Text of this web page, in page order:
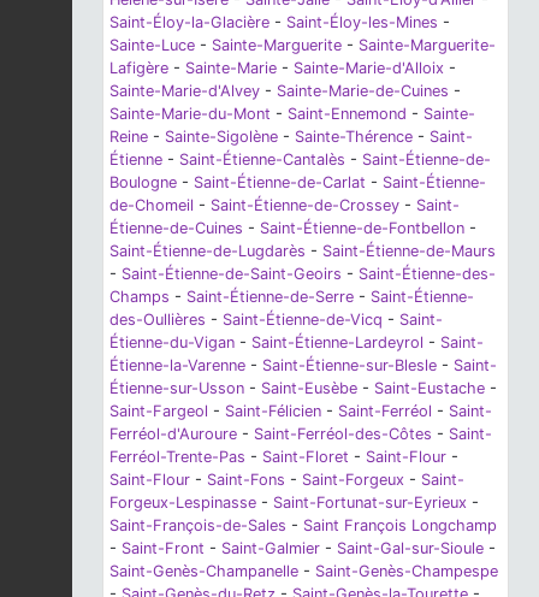
Saint-Éloy-la-Glacière - Saint-Éloy-les-Mines -
Sainte-Luce - Sainte-Marguerite - Sainte-Marguerite-
Lafigère - Sainte-Marie - Sainte-Marie-d'Alloix -
Sainte-Marie-d'Alvey - Sainte-Marie-de-Cuines -
Sainte-Marie-du-Mont - Saint-Ennemond - Sainte-
Reine - Sainte-Sigolène - Sainte-Thérence - Saint-
Étienne - Saint-Étienne-Cantalès - Saint-Étienne-de-
Boulogne - Saint-Étienne-de-Carlat - Saint-Étienne-
de-Chomeil - Saint-Étienne-de-Crossey - Saint-
Étienne-de-Cuines - Saint-Étienne-de-Fontbellon -
Saint-Étienne-de-Lugdarès - Saint-Étienne-de-Maurs
- Saint-Étienne-de-Saint-Geoirs - Saint-Étienne-des-
Champs - Saint-Étienne-de-Serre - Saint-Étienne-
des-Oullières - Saint-Étienne-de-Vicq - Saint-
Étienne-du-Vigan - Saint-Étienne-Lardeyrol - Saint-
Étienne-la-Varenne - Saint-Étienne-sur-Blesle - Saint-
Étienne-sur-Usson - Saint-Eusèbe - Saint-Eustache -
Saint-Fargeol - Saint-Félicien - Saint-Ferréol - Saint-
Ferréol-d'Auroure - Saint-Ferréol-des-Côtes - Saint-
Ferréol-Trente-Pas - Saint-Floret - Saint-Flour -
Saint-Flour - Saint-Fons - Saint-Forgeux - Saint-
Forgeux-Lespinasse - Saint-Fortunat-sur-Eyrieux -
Saint-François-de-Sales - Saint François Longchamp
- Saint-Front - Saint-Galmier - Saint-Gal-sur-Sioule -
Saint-Genès-Champanelle - Saint-Genès-Champespe